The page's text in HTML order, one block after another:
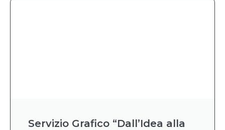
Servizio Grafico “Dall’Idea alla